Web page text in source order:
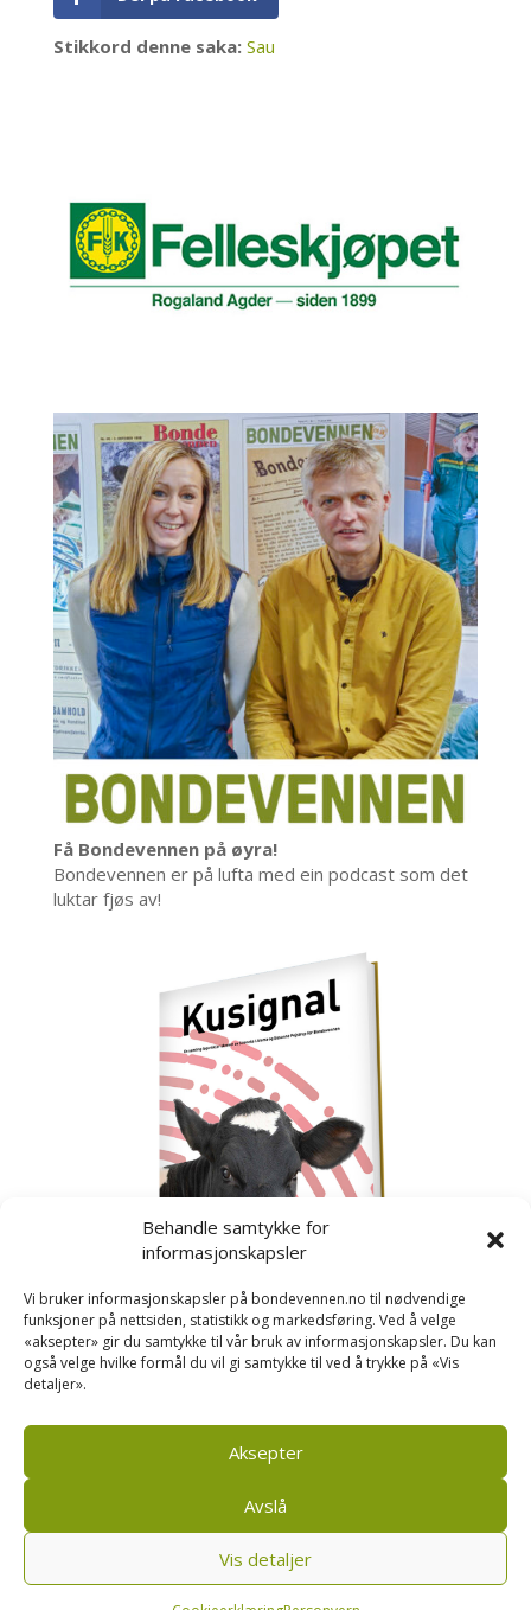
Behandle samtykke for
informasjonskapsler
Vi bruker informasjonskapsler på bondevennen.no til nødvendige
funksjoner på nettsiden, statistikk og markedsføring. Ved å velge
«aksepter» gir du samtykke til vår bruk av informasjonskapsler. Du kan
også velge hvilke formål du vil gi samtykke til ved å trykke på «Vis
detaljer».
Aksepter
Avslå
Vis detaljer
Stikkord denne saka: Sau
Få Bondevennen på øyra!
Bondevennen er på lufta med ein podcast som det
luktar fjøs av!
Kusignal
om kusignal i eit eige hefte.
Bondevennen AS, Pb 208, sentrum, 4001 Stavanger